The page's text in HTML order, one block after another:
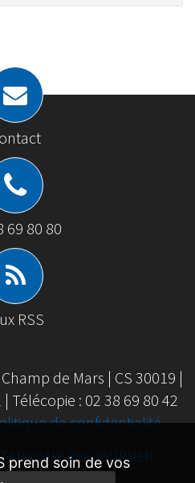
69 80 80
RSS
de Mars | CS 30019 |
Télécopie : 02 38 69 80 42
de confidentialité
SUR FEEDBURNER
prend soin de vos